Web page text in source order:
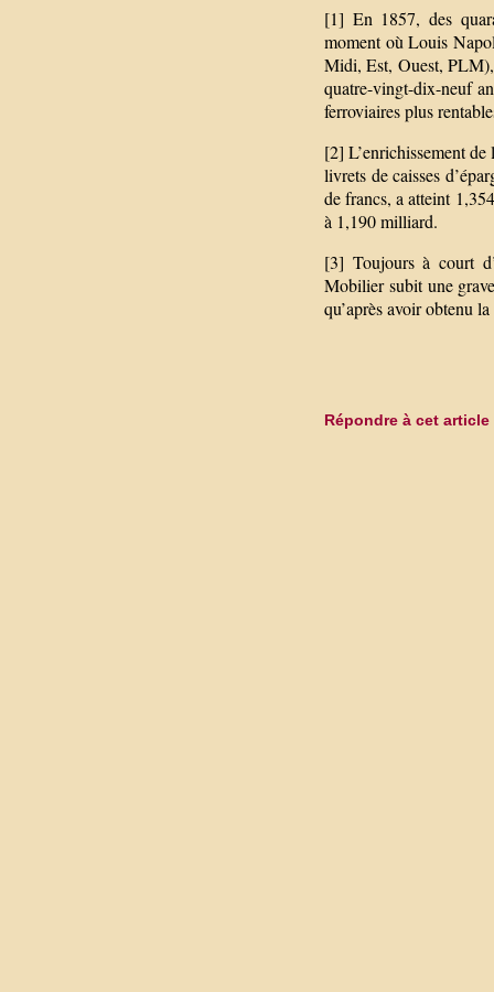
[1] En 1857, des
moment où Louis
Midi, Est, Ouest, PLM),
quatre-vingt-dix-neuf
ferroviaires plus
[2] L’enrichissement
livrets de caisses
de francs, a atteint
à 1,190 milliard.
[3] Toujours à court
Mobilier subit une
qu’après avoir obtenu
Répondre à cet article